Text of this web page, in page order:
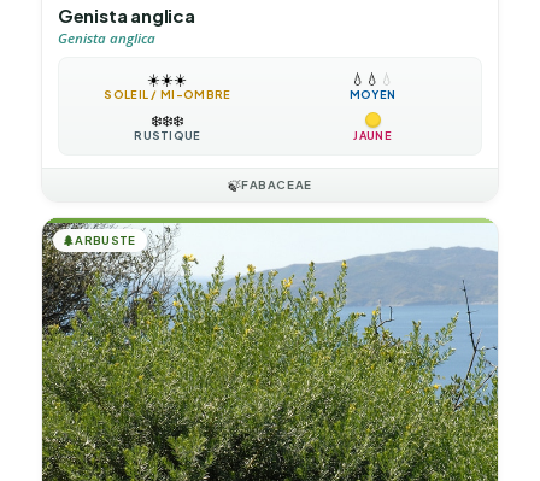
Genista anglica
Genista anglica
☀️☀️☀️
SOLEIL / MI-OMBRE
💧 💧 💧
MOYEN
❄️❄️❄️
RUSTIQUE JAUNE
🍃FABACEAE
🌲ARBUSTE